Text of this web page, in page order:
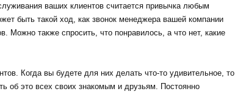
ваших клиентов считается привычка любым
быть такой ход, как звонок менеджера вашей компании
Можно также спросить, что понравилось, а что нет, какие
Когда вы будете для них делать что-то удивительное, то
об это всех своих знакомым и друзьям. Постоянно